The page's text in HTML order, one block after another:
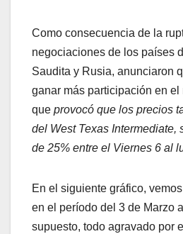
Como consecuencia de la
negociaciones de los países
Saudita y Rusia, anunciaron
ganar más participación en el
que provocó que los precios
del West Texas Intermediate,
de 25% entre el Viernes 6 al
En el siguiente gráfico,
en el período del 3 de Marzo
supuesto, todo agravado por